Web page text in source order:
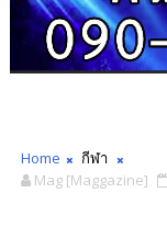
Home
กีฬา
Mag [Maggazine]